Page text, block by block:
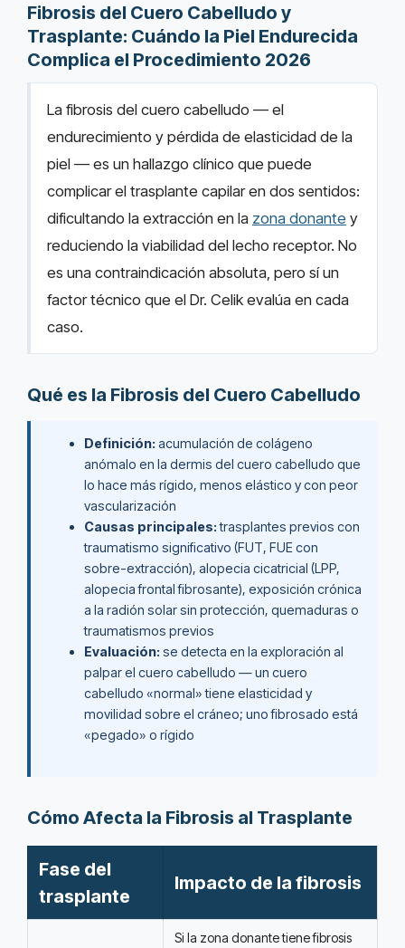
Fibrosis del Cuero Cabelludo y
Trasplante: Cuándo la Piel Endurecida
Complica el Procedimiento 2026
La fibrosis del cuero cabelludo — el
endurecimiento y pérdida de elasticidad de la
piel — es un hallazgo clínico que puede
complicar el trasplante capilar en dos sentidos:
dificultando la extracción en la zona donante y
reduciendo la viabilidad del lecho receptor. No
es una contraindicación absoluta, pero sí un
factor técnico que el Dr. Celik evalúa en cada
caso.
Qué es la Fibrosis del Cuero Cabelludo
Definición: acumulación de colágeno
anómalo en la dermis del cuero cabelludo que
lo hace más rígido, menos elástico y con peor
vascularización
Causas principales:trasplantes previos con
traumatismo significativo (FUT, FUE con
sobre-extracción), alopecia cicatricial (LPP,
alopecia frontal fibrosante), exposición crónica
a la radión solar sin protección, quemaduras o
traumatismos previos
Evaluación: se detecta en la exploración al
palpar el cuero cabelludo — un cuero
cabelludo «normal» tiene elasticidad y
movilidad sobre el cráneo; uno fibrosado está
«pegado» o rígido
Cómo Afecta la Fibrosis al Trasplante
Fase del
trasplante
Impacto de la fibrosis
Si la zona donante tiene fibrosis